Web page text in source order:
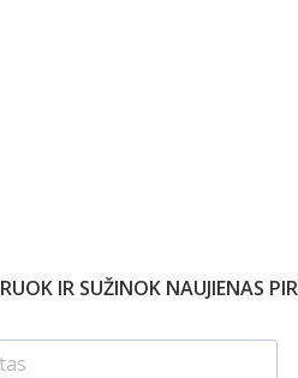
IR SUŽINOK NAUJIENAS